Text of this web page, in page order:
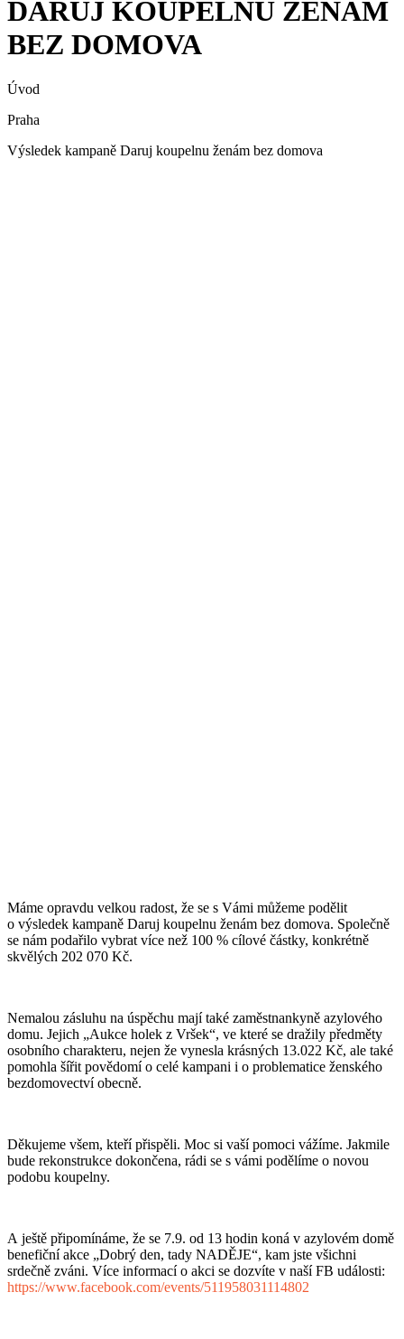
DARUJ KOUPELNU ŽENÁM
BEZ DOMOVA
Úvod
Praha
Výsledek kampaně Daruj koupelnu ženám bez domova
Máme opravdu velkou radost, že se s Vámi můžeme podělit
o výsledek kampaně Daruj koupelnu ženám bez domova. Společně
se nám podařilo vybrat více než 100 % cílové částky, konkrétně
skvělých 202 070 Kč.
Nemalou zásluhu na úspěchu mají také zaměstnankyně azylového
domu. Jejich „Aukce holek z Vršek“, ve které se dražily předměty
osobního charakteru, nejen že vynesla krásných 13.022 Kč, ale také
pomohla šířit povědomí o celé kampani i o problematice ženského
bezdomovectví obecně.
Děkujeme všem, kteří přispěli. Moc si vaší pomoci vážíme. Jakmile
bude rekonstrukce dokončena, rádi se s vámi podělíme o novou
podobu koupelny.
A ještě připomínáme, že se 7.9. od 13 hodin koná v azylovém domě
benefiční akce „Dobrý den, tady NADĚJE“, kam jste všichni
srdečně zváni. Více informací o akci se dozvíte v naší FB události:
https://www.facebook.com/events/511958031114802